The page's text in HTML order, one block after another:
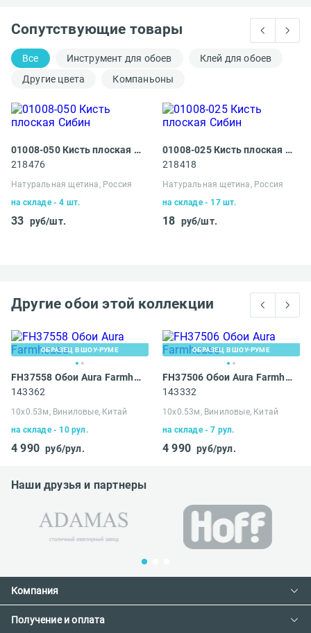
Сопутствующие товары
Все Инструмент для обоев
Клей для обоев
Другие цвета
Компаньоны
01008-050 Кисть плоская Сибин
218476
Натуральная щетина, Россия
на складе - 4 шт.
33 руб/шт.
01008-025 Кисть плоская Сибин
218418
Натуральная щетина, Россия
на складе - 17 шт.
18 руб/шт.
Другие обои этой коллекции
ОБРАЗЕЦ В ШОУ-РУМЕ
FH37558 Обои Aura Farmhouse
143362
10х0.53м, Виниловые, Китай
на складе - 10 рул.
4 990 руб/рул.
ОБРАЗЕЦ В ШОУ-РУМЕ
FH37506 Обои Aura Farmhouse
143332
10х0.53м, Виниловые, Китай
на складе - 7 рул.
4 990 руб/рул.
Наши друзья и партнеры
Компания
Контакты
Получение и оплата